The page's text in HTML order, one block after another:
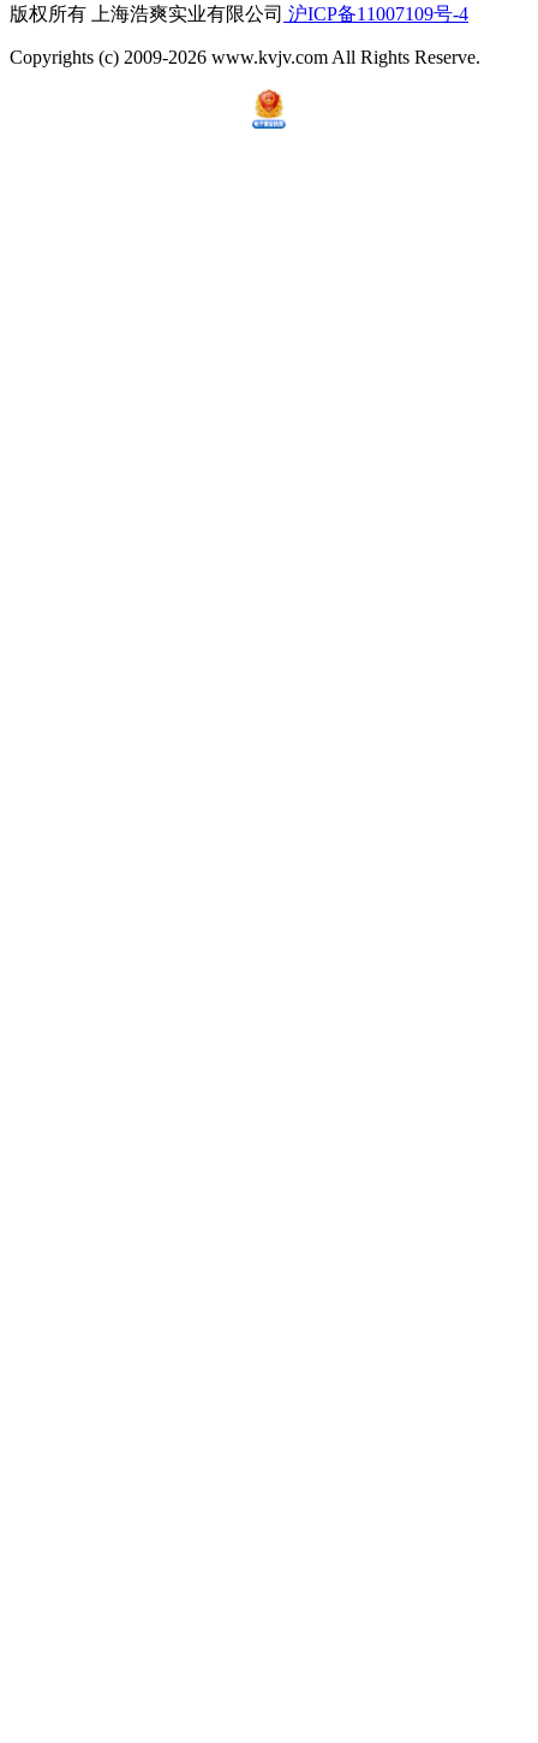
版权所有 上海浩爽实业有限公司 沪ICP备11007109号-4
Copyrights (c) 2009-2026 www.kvjv.com All Rights Reserve.